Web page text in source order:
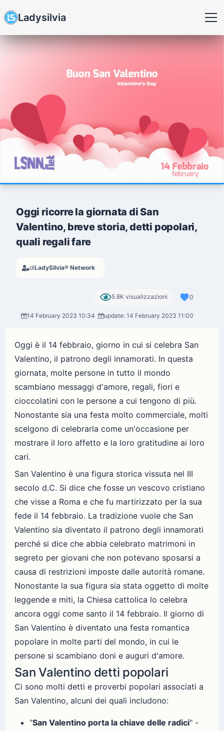
Ladysilvia
Oggi ricorre la giornata di San
Valentino, breve storia, detti popolari,
quali regali fare
diLadySilvia® Network
5.8K visualizzazioni 0
14 February 2023 10:34 update: 14 February 2023 11:00
Oggi è il 14 febbraio, giorno in cui si celebra San
Valentino, il patrono degli innamorati. In questa
giornata, molte persone in tutto il mondo
scambiano messaggi d'amore, regali, fiori e
cioccolatini con le persone a cui tengono di più.
Nonostante sia una festa molto commerciale, molti
scelgono di celebrarla come un'occasione per
mostrare il loro affetto e la loro gratitudine ai loro
cari.
San Valentino è una figura storica vissuta nel III
secolo d.C. Si dice che fosse un vescovo cristiano
che visse a Roma e che fu martirizzato per la sua
fede il 14 febbraio. La tradizione vuole che San
Valentino sia diventato il patrono degli innamorati
perché si dice che abbia celebrato matrimoni in
segreto per giovani che non potevano sposarsi a
causa di restrizioni imposte dalle autorità romane.
Nonostante la sua figura sia stata oggetto di molte
leggende e miti, la Chiesa cattolica lo celebra
ancora oggi come santo il 14 febbraio. Il giorno di
San Valentino è diventato una festa romantica
popolare in molte parti del mondo, in cui le
persone si scambiano doni e auguri d'amore.
San Valentino detti popolari
Ci sono molti detti e proverbi popolari associati a
San Valentino, alcuni dei quali includono:
"San Valentino porta la chiave delle radici" -